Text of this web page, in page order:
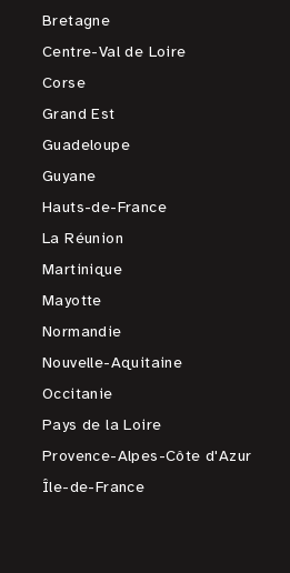
Bretagne
Centre-Val de Loire
Corse
Grand Est
Guadeloupe
Guyane
Hauts-de-France
La Réunion
Martinique
Mayotte
Normandie
Nouvelle-Aquitaine
Occitanie
Pays de la Loire
Provence-Alpes-Côte d'Azur
Île-de-France